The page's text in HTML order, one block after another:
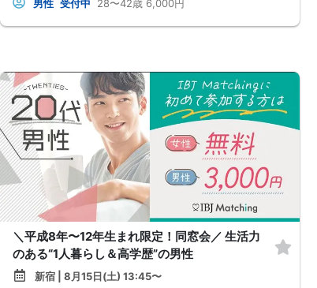
男性 受付中 28〜42歳 6,000円
＼平成8年〜12年生まれ限定！同窓会／ 生活力
のある“1人暮らし＆高学歴”の男性
新宿 | 8月15日(土) 13:45〜